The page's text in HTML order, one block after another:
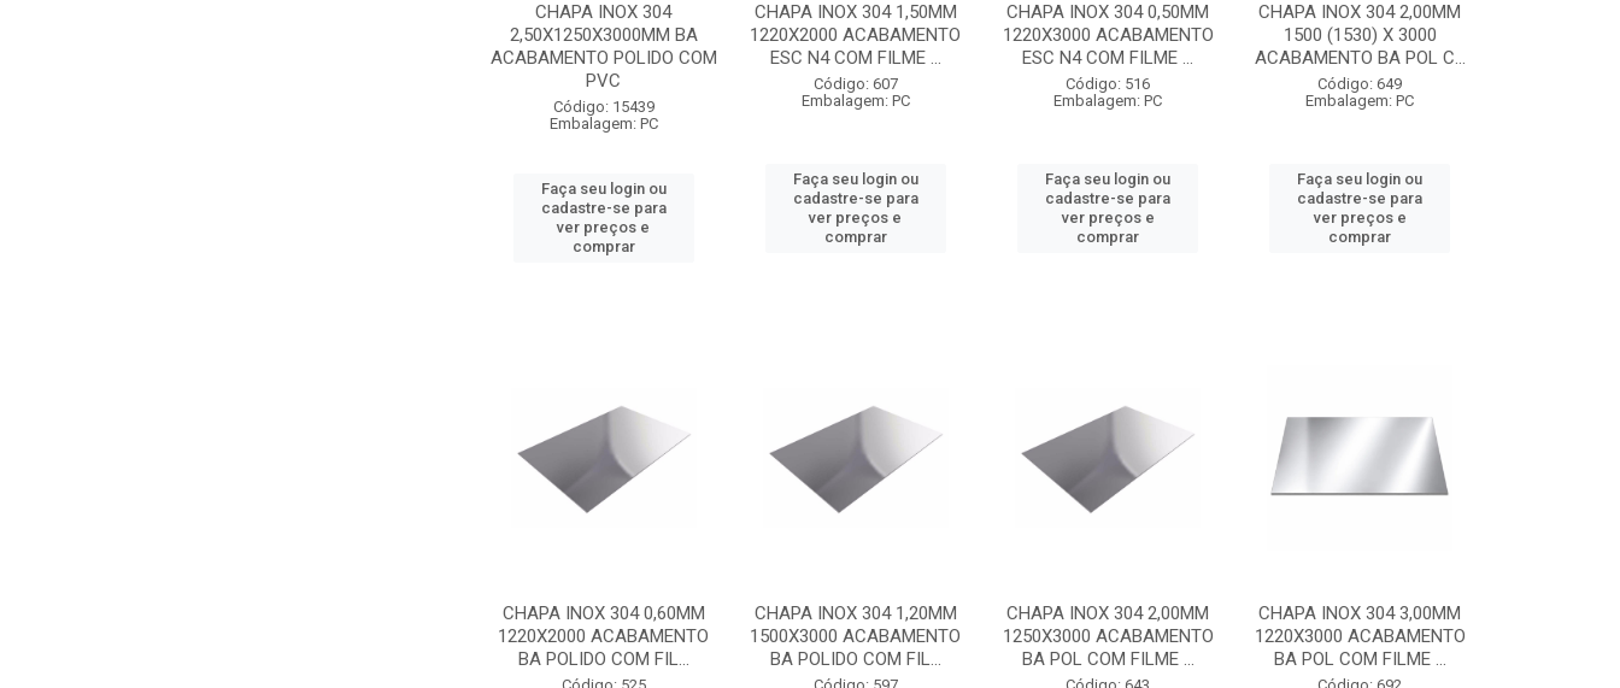
CHAPA INOX 304
2,50X1250X3000MM BA
ACABAMENTO POLIDO COM
PVC
Código: 15439
Embalagem: PC
Faça seu login ou
cadastre-se para
ver preços e
comprar
CHAPA INOX 304 1,50MM
1220X2000 ACABAMENTO
ESC N4 COM FILME ...
Código: 607
Embalagem: PC
Faça seu login ou
cadastre-se para
ver preços e
comprar
CHAPA INOX 304 0,50MM
1220X3000 ACABAMENTO
ESC N4 COM FILME ...
Código: 516
Embalagem: PC
Faça seu login ou
cadastre-se para
ver preços e
comprar
CHAPA INOX 304 2,00MM
1500 (1530) X 3000
ACABAMENTO BA POL C...
Código: 649
Embalagem: PC
Faça seu login ou
cadastre-se para
ver preços e
comprar
CHAPA INOX 304 0,60MM
1220X2000 ACABAMENTO
BA POLIDO COM FIL...
CHAPA INOX 304 1,20MM
1500X3000 ACABAMENTO
BA POLIDO COM FIL...
CHAPA INOX 304 2,00MM
1250X3000 ACABAMENTO
BA POL COM FILME ...
CHAPA INOX 304 3,00MM
1220X3000 ACABAMENTO
BA POL COM FILME ...